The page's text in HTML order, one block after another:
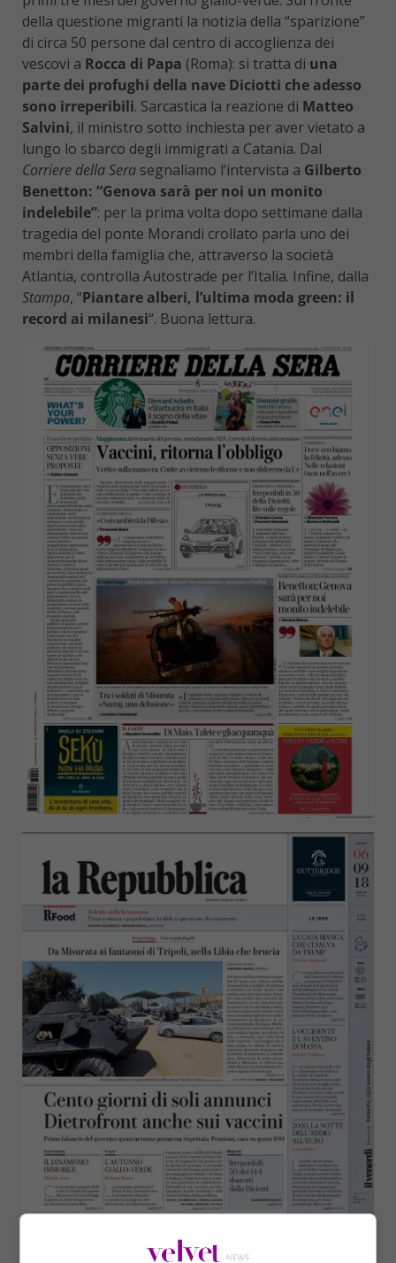
della questione migranti la notizia della “sparizione”
di circa 50 persone dal centro di accoglienza dei
vescovi a Rocca di Papa (Roma): si tratta di una
parte dei profughi della nave Diciotti che adesso
sono irreperibili. Sarcastica la reazione di Matteo
Salvini, il ministro sotto inchiesta per aver vietato a
lungo lo sbarco degli immigrati a Catania. Dal
Corriere della Sera segnaliamo l’intervista a Gilberto
Benetton: “Genova sarà per noi un monito
indelebile”: per la prima volta dopo settimane dalla
tragedia del ponte Morandi crollato parla uno dei
membri della famiglia che, attraverso la società
Atlantia, controlla Autostrade per l’Italia. Infine, dalla
Stampa, “Piantare alberi, l’ultima moda green: il
record ai milanesi“. Buona lettura.